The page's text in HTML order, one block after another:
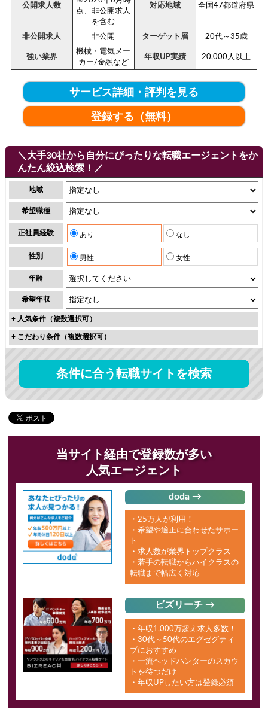
公開求人数
点、非公開求人
を含む
対応地域 全国47都道府県
非公開求人 非公開 ターゲット層 20代～35歳
強い業界
機械・電気メー
カー/金融など
年収UP実績 20,000人以上
サービス詳細・評判を見る
登録する（無料）
＼大手30社から自分にぴったりな転職エージェントをか
んたん絞込検索！／
地域
希望職種
正社員経験 あり なし
性別 男性 女性
年齢
希望年収
+ 人気条件（複数選択可）
+ こだわり条件（複数選択可）
条件に合う転職サイトを検索
当サイト経由で登録数が多い
人気エージェント
doda →
・25万人が利用！
・希望や適正に合わせたサポー
ト
・求人数が業界トップクラス
・若手の転職からハイクラスの
転職まで幅広く対応
ビズリーチ →
・年収1,000万超え求人多数！
・30代～50代のエグゼグティ
ブにおすすめ
・一流ヘッドハンターのスカウ
トを待つだけ
・年収UPしたい方は登録必須